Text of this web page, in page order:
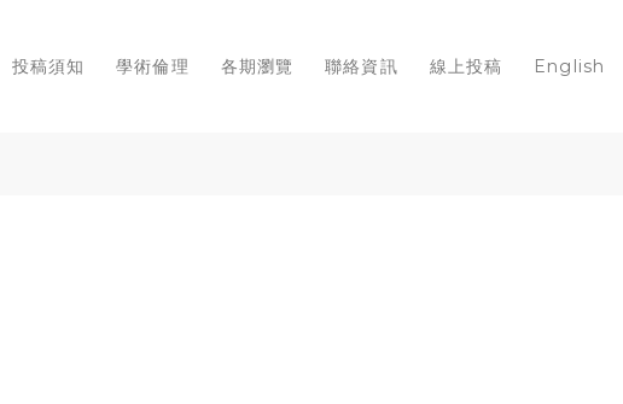
投稿須知 學術倫理 各期瀏覽 聯絡資訊 線上投稿 English